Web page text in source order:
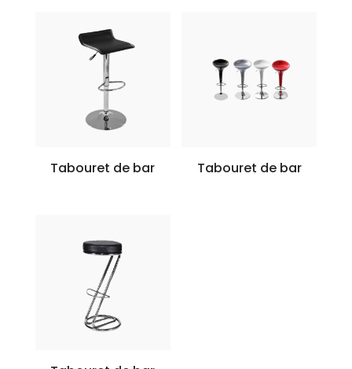
Tabouret de bar Tabouret de bar